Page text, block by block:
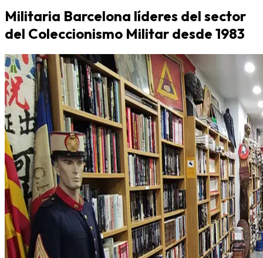
Militaria Barcelona líderes del sector
del Coleccionismo Militar desde 1983